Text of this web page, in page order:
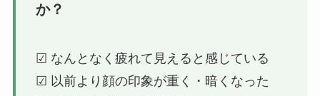
か？
☑ なんとなく疲れて見えると感じている
☑ 以前より顔の印象が重く・暗くなった